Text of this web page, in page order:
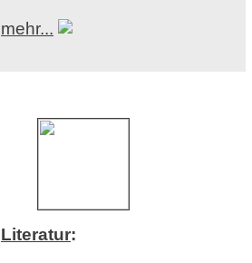
mehr...
Literatur: